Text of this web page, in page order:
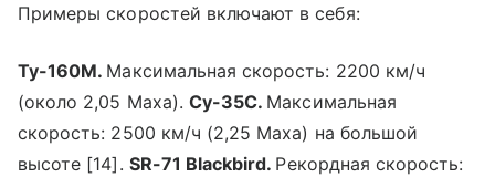
Примеры скоростей включают в себя:
Ту-160М. Максимальная скорость: 2200 км/ч
(около 2,05 Маха). Су-35С. Максимальная
скорость: 2500 км/ч (2,25 Маха) на большой
высоте [14]. SR-71 Blackbird. Рекордная скорость: